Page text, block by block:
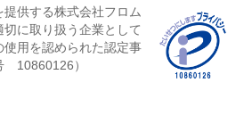
供する株式会社フロム
に取り扱う企業として
用を認められた認定事
10860126）